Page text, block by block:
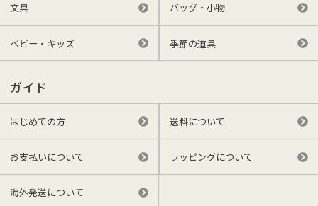
文具 バッグ・小物
ベビー・キッズ 季節の道具
ガイド
はじめての方 送料について
お支払いについて ラッピングについて
海外発送について